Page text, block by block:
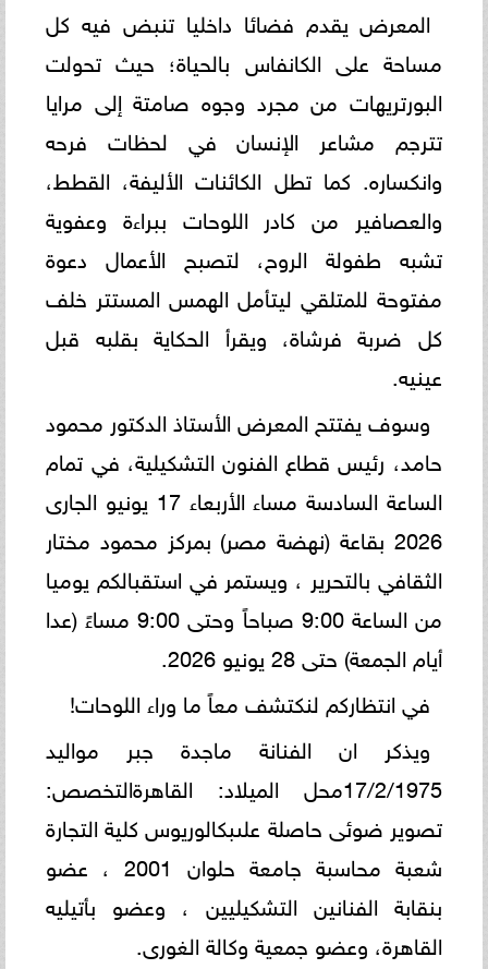
المعرض يقدم فضائا داخليا تنبض فيه كل
مساحة على الكانفاس بالحياة؛ حيث تحولت
البورتريهات من مجرد وجوه صامتة إلى مرايا
تترجم مشاعر الإنسان في لحظات فرحه
وانكساره. كما تطل الكائنات الأليفة، القطط،
والعصافير من كادر اللوحات ببراءة وعفوية
تشبه طفولة الروح، لتصبح الأعمال دعوة
مفتوحة للمتلقي ليتأمل الهمس المستتر خلف
كل ضربة فرشاة، ويقرأ الحكاية بقلبه قبل
عينيه.
وسوف يفتتح المعرض الأستاذ الدكتور محمود
حامد، رئيس قطاع الفنون التشكيلية، في تمام
الساعة السادسة مساء الأربعاء 17 يونيو الجارى
2026 بقاعة (نهضة مصر) بمركز محمود مختار
الثقافي بالتحرير ، ويستمر في استقبالكم يوميا
من الساعة 9:00 صباحاً وحتى 9:00 مساءً (عدا
أيام الجمعة) حتى 28 يونيو 2026.
في انتظاركم لنكتشف معاً ما وراء اللوحات!
ويذكر ان الفنانة ماجدة جبر مواليد
17/2/1975محل الميلاد: القاهرةالتخصص:
تصوير ضوئى حاصلة علىبكالوريوس كلية التجارة
شعبة محاسبة جامعة حلوان 2001 ، عضو
بنقابة الفنانين التشكيليين ، وعضو بأتيليه
القاهرة، وعضو جمعية وكالة الغورى.